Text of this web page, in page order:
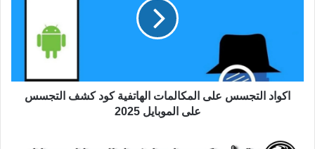
اكواد التجسس على المكالمات الهاتفية كود كشف التجسس
على الموبايل 2025